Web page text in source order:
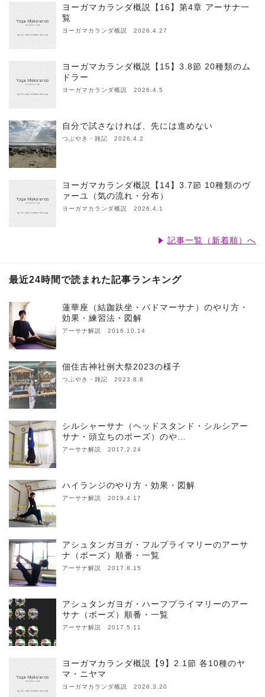
ヨーガマカランダ概説【16】第4章 アーサナ一
覧
ヨーガマカランダ概説 2026.4.27
ヨーガマカランダ概説【15】3.8節 20種類のム
ドラー
ヨーガマカランダ概説 2026.4.5
自分で試さなければ、先には進めない
つぶやき・雑記 2026.4.2
ヨーガマカランダ概説【14】3.7節 10種類のヴ
ァーユ（気の流れ・分布）
ヨーガマカランダ概説 2026.4.1
記事一覧（新着順）へ
最近24時間で読まれた記事ランキング
蓮華座（結跏趺坐・パドマーサナ）のやり方・
効果・練習法・図解
アーサナ解説 2016.10.14
佃住吉神社例大祭2023の様子
つぶやき・雑記 2023.8.8
シルシャーサナ（ヘッドスタンド・シルシアー
サナ・頭立ちのポーズ）のや…
アーサナ解説 2017.2.24
ハイランジのやり方・効果・図解
アーサナ解説 2019.4.17
アシュタンガヨガ・フルプライマリーのアーサ
ナ（ポーズ）順番・一覧
アーサナ解説 2017.8.15
アシュタンガヨガ・ハーフプライマリーのアー
サナ（ポーズ）順番・一覧
アーサナ解説 2017.5.11
ヨーガマカランダ概説【9】2.1節 各10種のヤ
マ・ニヤマ
ヨーガマカランダ概説 2026.3.20